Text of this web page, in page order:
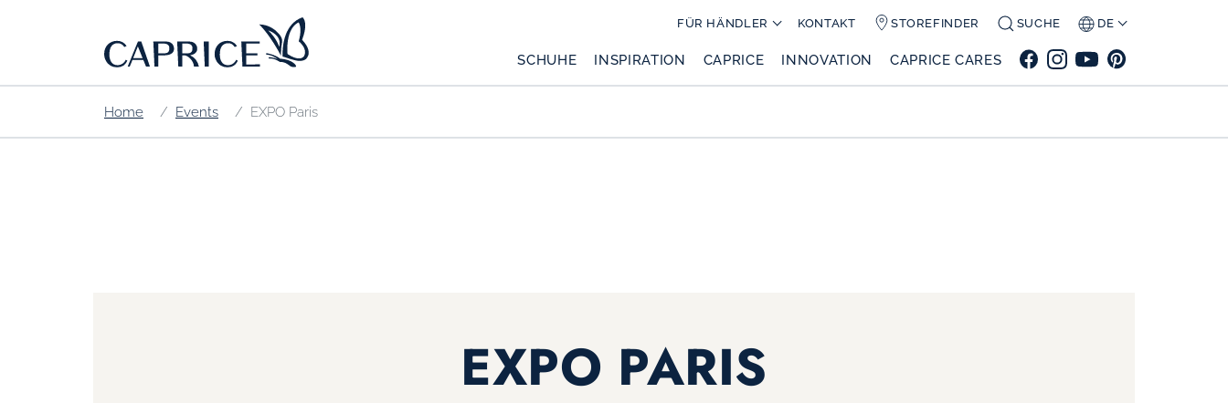
SCHUHE INSPIRATION CAPRICE INNOVATION CAPRICE CARES
FÜR HÄNDLER KONTAKT STOREFINDER SUCHE DE
Home Events EXPO Paris
EXPO PARIS